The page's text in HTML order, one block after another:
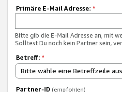
Primäre E-Mail Adresse: *
Bitte gib die E-Mail Adresse an, mit
Solltest Du noch kein Partner sein,
Betreff: *
Bitte wähle eine Betreffzeile
Partner-ID (empfohlen)